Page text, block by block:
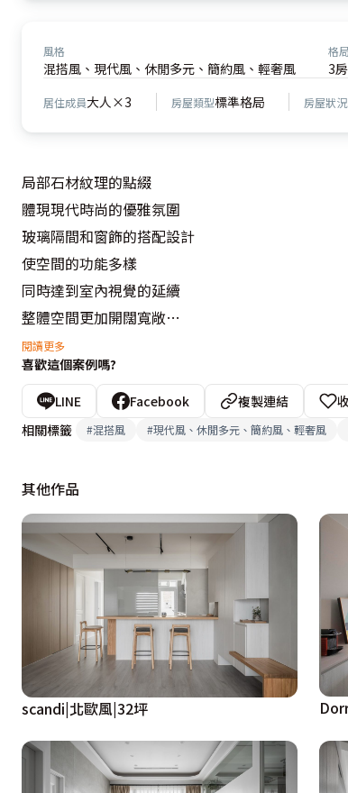
風格
混搭風、現代風、休閒多元、簡約風、輕奢風
格局
3
居住成員大人×3 房屋類型標準格局 房屋狀況
局部石材紋理的點綴
體現現代時尚的優雅氛圍
玻璃隔間和窗飾的搭配設計
使空間的功能多樣
同時達到室內視覺的延續
整體空間更加開闊寬敞
臥室以弧形的設計由壁面延伸至天花
修飾天花板的現況缺陷
創造無縫且獨特的空間外觀
同時緩解空間的狹小及幽閉感
閱讀更多
喜歡這個案例嗎?
LINE Facebook 複製連結
相關標籤
#混搭風 #現代風、休閒多元、簡約風、輕奢風
其他作品
scandi|北歐風|32坪